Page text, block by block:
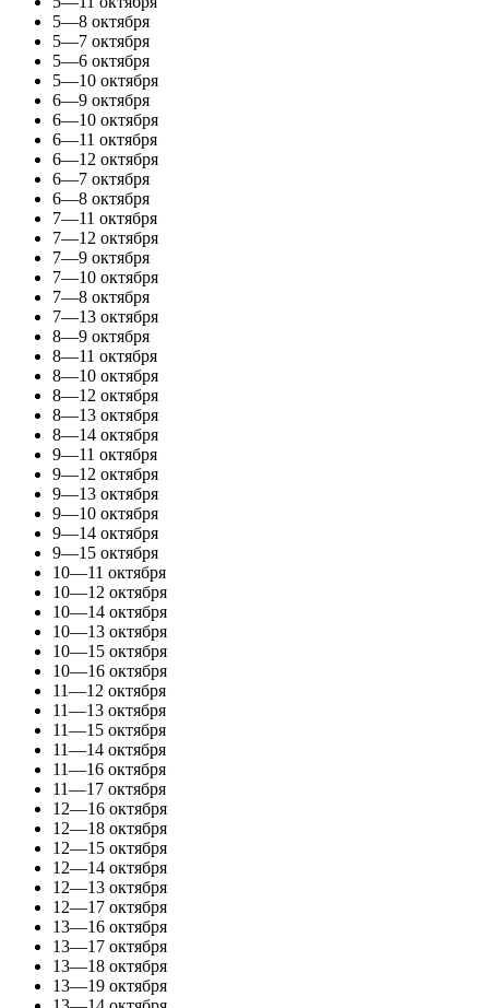
5—8 октября
5—7 октября
5—6 октября
5—10 октября
6—9 октября
6—10 октября
6—11 октября
6—12 октября
6—7 октября
6—8 октября
7—11 октября
7—12 октября
7—9 октября
7—10 октября
7—8 октября
7—13 октября
8—9 октября
8—11 октября
8—10 октября
8—12 октября
8—13 октября
8—14 октября
9—11 октября
9—12 октября
9—13 октября
9—10 октября
9—14 октября
9—15 октября
10—11 октября
10—12 октября
10—14 октября
10—13 октября
10—15 октября
10—16 октября
11—12 октября
11—13 октября
11—15 октября
11—14 октября
11—16 октября
11—17 октября
12—16 октября
12—18 октября
12—15 октября
12—14 октября
12—13 октября
12—17 октября
13—16 октября
13—17 октября
13—18 октября
13—19 октября